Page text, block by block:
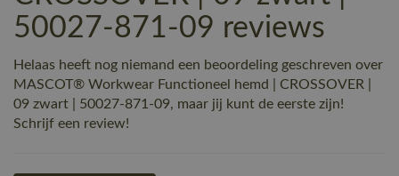
50027-871-09 reviews
Helaas heeft nog niemand een beoordeling geschreven over
MASCOT® Workwear Functioneel hemd | CROSSOVER |
09 zwart | 50027-871-09, maar jij kunt de eerste zijn!
Schrijf een review!